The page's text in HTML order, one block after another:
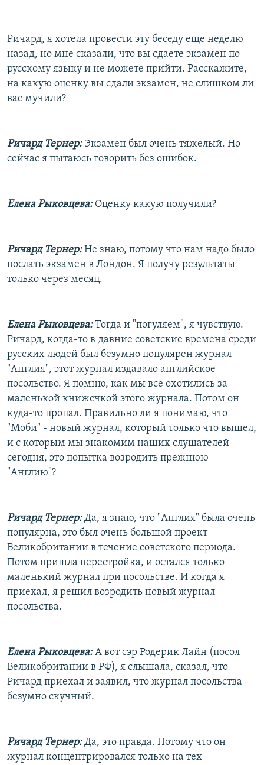
Ричард, я хотела провести эту беседу еще неделю
назад, но мне сказали, что вы сдаете экзамен по
русскому языку и не можете прийти. Расскажите,
на какую оценку вы сдали экзамен, не слишком ли
вас мучили?
Ричард Тернер:Экзамен был очень тяжелый. Но
сейчас я пытаюсь говорить без ошибок.
Елена Рыковцева:Оценку какую получили?
Ричард Тернер:Не знаю, потому что нам надо было
послать экзамен в Лондон. Я получу результаты
только через месяц.
Елена Рыковцева:Тогда и "погуляем", я чувствую.
Ричард, когда-то в давние советские времена среди
русских людей был безумно популярен журнал
"Англия", этот журнал издавало английское
посольство. Я помню, как мы все охотились за
маленькой книжечкой этого журнала. Потом он
куда-то пропал. Правильно ли я понимаю, что
"Моби" - новый журнал, который только что вышел,
и с которым мы знакомим наших слушателей
сегодня, это попытка возродить прежнюю
"Англию"?
Ричард Тернер:Да, я знаю, что "Англия" была очень
популярна, это был очень большой проект
Великобритании в течение советского периода.
Потом пришла перестройка, и остался только
маленький журнал при посольстве. И когда я
приехал, я решил возродить новый журнал
посольства.
Елена Рыковцева:А вот сэр Родерик Лайн (посол
Великобритании в РФ), я слышала, сказал, что
Ричард приехал и заявил, что журнал посольства -
безумно скучный.
Ричард Тернер:Да, это правда. Потому что он
журнал концентрировался только на тех